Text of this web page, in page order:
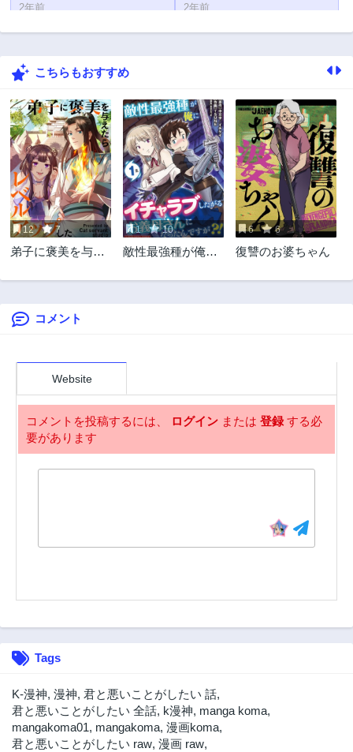
2年前 2年前
第50話 第49話
第48話
第46話
2年前
第45話
2年前
第44話
2年前
第43話
2年前
第42話
2年前
第41話
2年前
第40話
2年前
第39話
2年前
第38話 第37話
第36話
第34話
2年前 2年前
第30話
第20話
2年前
第18話
2年前
第17話
2年前
第16話
2年前
第15話
2年前
こちらもおすすめ
12 7
弟子に褒美を与え
した
1 10
敵性最強種が俺に
るお義母さんにな
6 6
復讐のお婆ちゃん
コメント
Website
コメントを投稿するには、 ログイン または 登録する必
要があります
Tags
K-漫神, 漫神, 君と悪いことがしたい 話,
君と悪いことがしたい 全話, k漫神, manga koma,
mangakoma01, mangakoma, 漫画koma,
君と悪いことがしたい raw, 漫画 raw,